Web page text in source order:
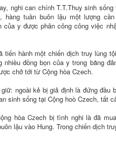
nghi can chính T.T.Thuy sinh
hàng tuần buôn lậu một lượng
của y được phân công công việc
tiến hành một chiến dịch truy lùng
nhiều đồng bọn của y trong băng
chở tới từ Cộng hòa Czech.
ngoài kẻ bị giả định là đứng đầu
sinh sống tại Cộng hoò Czech, tất
hòa Czech bị tình nghi là đã
lậu vào Hung. Trong chiến dịch